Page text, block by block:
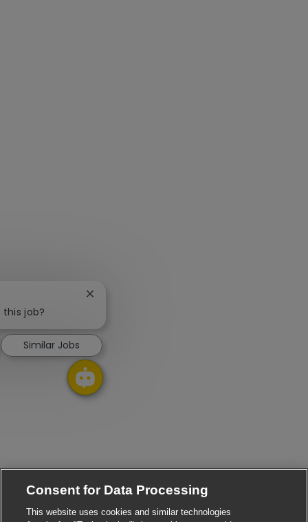
Consent for Data Processing
This website uses cookies and similar technologies
job?
Close chatbot notification
Similar Jobs